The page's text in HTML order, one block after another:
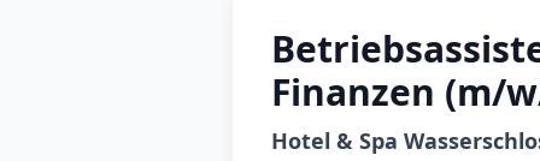
Finanzen (m/
Hotel & Spa